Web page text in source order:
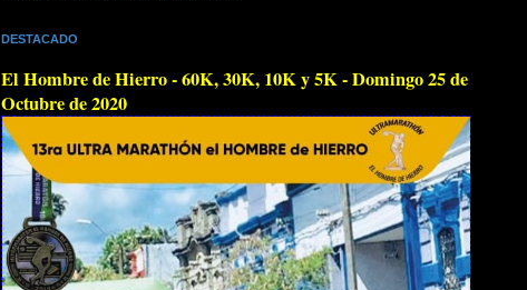
DESTACADO
El Hombre de Hierro - 60K, 30K, 10K y 5K - Domingo 25 de
Octubre de 2020